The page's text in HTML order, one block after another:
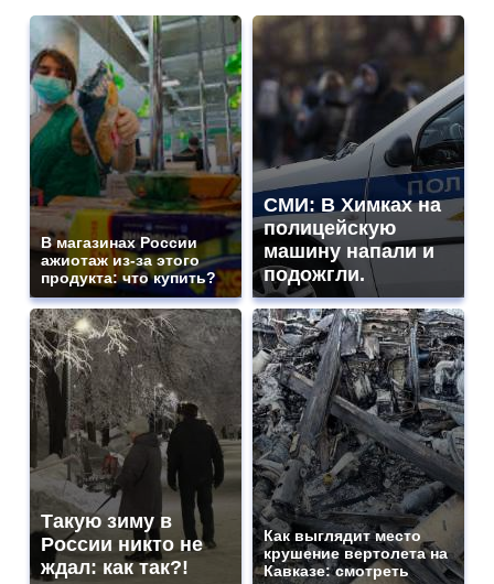
В магазинах России
ажиотаж из-за этого
продукта: что купить?
СМИ: В Химках на
полицейскую
машину напали и
подожгли.
Такую зиму в
России никто не
ждал: как так?!
Как выглядит место
крушение вертолета на
Кавказе: смотреть